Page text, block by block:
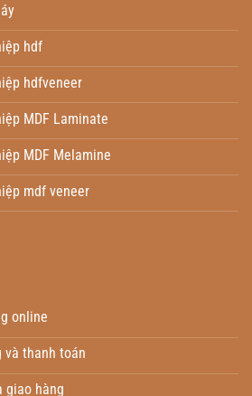
hdf
hdfveneer
MDF Laminate
MDF Melamine
mdf veneer
online
và thanh toán
giao hàng